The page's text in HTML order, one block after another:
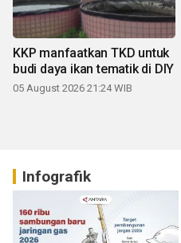
KKP manfaatkan TKD untuk
budi daya ikan tematik di DIY
05 August 2026 21:24 WIB
Infografik